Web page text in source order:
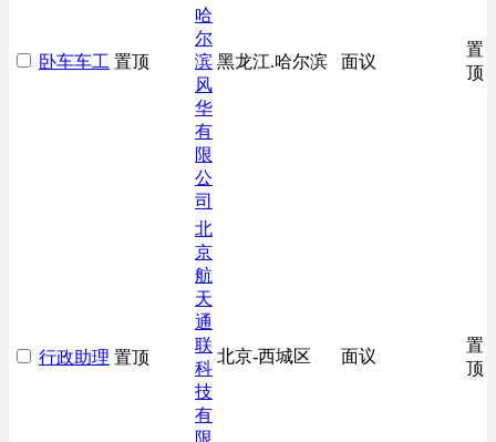
卧车车工 置顶
哈
尔
滨
风
华
有
限
公
司
黑龙江.哈尔滨 面议
置
顶
行政助理 置顶
北
京
航
天
通
联
科
技
有
限
北京-西城区 面议
置
顶